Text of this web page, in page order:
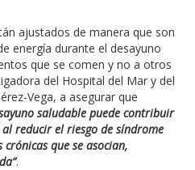
ajustados de manera que son
energía durante el desayuno
que se comen y no a otros
del Hospital del Mar y del
Vega, a asegurar que
saludable puede contribuir
reducir el riesgo de síndrome
que se asocian,
.